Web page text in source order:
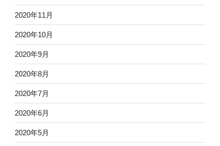
2020年11月
2020年10月
2020年9月
2020年8月
2020年7月
2020年6月
2020年5月